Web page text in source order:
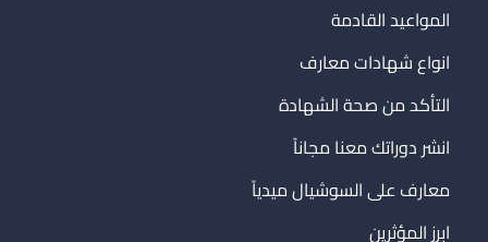
المواعيد القادمة
انواع شهادات معارف
التأكد من صحة الشهادة
انشر دوراتك معنا مجاناً
معارف على السوشيال ميدياً
ابرز المؤثرين